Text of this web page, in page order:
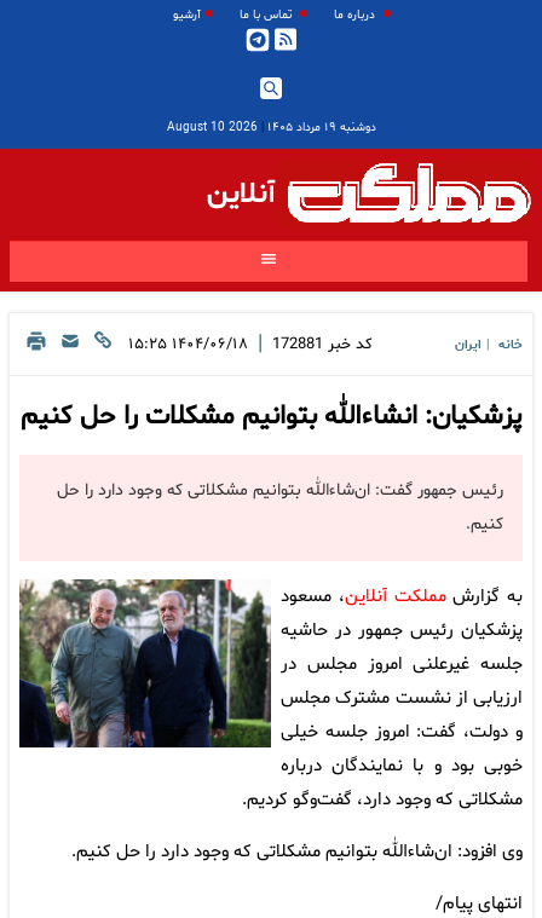
درباره ما تماس با ما آرشیو
دوشنبه ۱۹ مرداد ۱۴۰۵ |
2026 August 10
آنلاین
خانه ایران کد خبر 172881
| ۱۴۰۴/۰۶/۱۸ ۱۵:۲۵
پزشکیان: انشاءالله بتوانیم مشکلات را حل کنیم
رئیس جمهور گفت: ان‌شاءالله بتوانیم مشکلاتی که وجود دارد را حل
کنیم.
به گزارشمملکت آنلاین، مسعود
پزشکیان رئیس جمهور در حاشیه
جلسه غیرعلنی امروز مجلس در
ارزیابی از نشست مشترک مجلس
و دولت، گفت: امروز جلسه خیلی
خوبی بود و با نمایندگان درباره
مشکلاتی که وجود دارد، گفت‌وگو کردیم.
وی‌ افزود: ان‌شاءالله بتوانیم مشکلاتی که وجود دارد را حل کنیم.
انتهای پیام/